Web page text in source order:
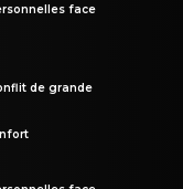
face
de grande